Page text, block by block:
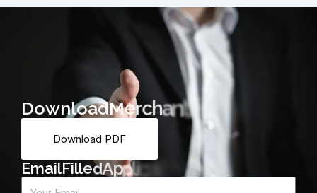
DownloadMerchantFo
Download PDF
EmailFilledApplicat nFo